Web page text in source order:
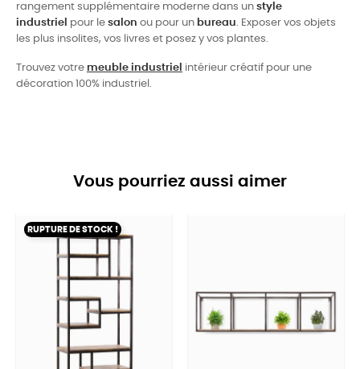
rangement supplémentaire moderne dans un style
industriel
pour le salon ou pour un bureau. Exposer vos objets
les plus insolites, vos livres et posez y vos plantes.
Trouvez votre meuble industriel
intérieur créatif pour une
décoration 100% industriel.
Vous pourriez aussi aimer
RUPTURE DE STOCK !